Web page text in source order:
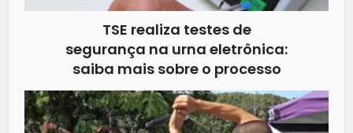
TSE realiza testes de
segurança na urna eletrônica:
saiba mais sobre o processo